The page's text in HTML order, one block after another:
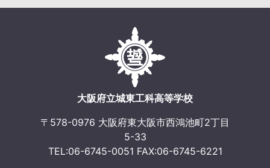
ー
大阪府立城東工科高等学校
〒578-0976 大阪府東大阪市西鴻池町2丁目
5-33
TEL:06-6745-0051 FAX:06-6745-6221